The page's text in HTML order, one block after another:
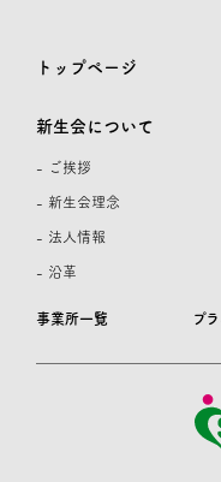
事業所一覧 プ
トップページ
新生会について
- ご挨拶
- 新生会理念
- 法人情報
- 沿革